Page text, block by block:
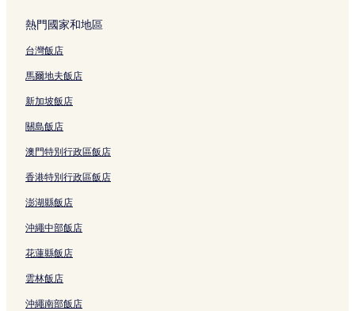
熱門國家和地區
台灣飯店
馬爾地夫飯店
新加坡飯店
關島飯店
澳門特別行政區飯店
香港特別行政區飯店
澎湖縣飯店
沖繩中部飯店
花蓮縣飯店
雲林飯店
沖繩南部飯店